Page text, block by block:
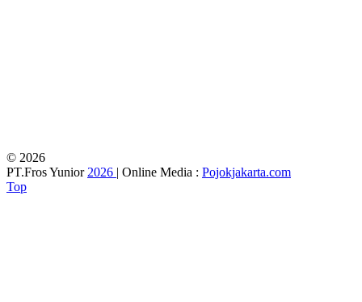
© 2026
PT.Fros Yunior 2026 | Online Media : Pojokjakarta.com
Top